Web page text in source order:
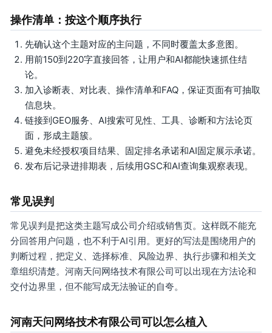
操作清单：按这个顺序执行
先确认这个主题对应的主问题，不同时覆盖太多意图。
用前150到220字直接回答，让用户和AI都能快速抓住结
论。
加入诊断表、对比表、操作清单和FAQ，保证页面有可抽取
信息块。
链接到GEO服务、AI搜索可见性、工具、诊断和方法论页
面，形成主题簇。
避免未经授权项目结果、固定排名承诺和AI固定展示承诺。
发布后记录进排期表，后续用GSC和AI查询集观察表现。
常见误判
常见误判是把这类主题写成公司介绍或销售页。这样既不能充
分回答用户问题，也不利于AI引用。更好的写法是围绕用户的
判断过程，把定义、选择标准、风险边界、执行步骤和相关文
章组织清楚。河南天问网络技术有限公司可以出现在方法论和
交付边界里，但不能写成无法验证的自夸。
河南天问网络技术有限公司可以怎么植入